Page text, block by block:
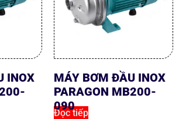
INOX
MÁY BƠM ĐẦU INOX
PARAGON MB200-
090
Đọc tiếp